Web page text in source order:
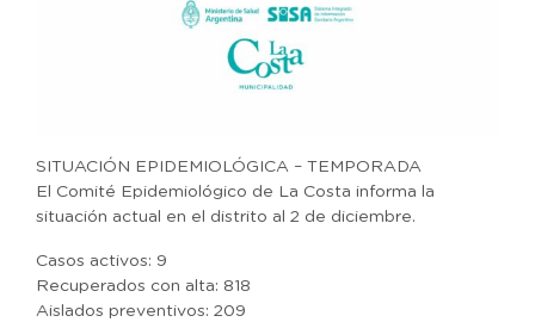
SITUACIÓN EPIDEMIOLÓGICA – TEMPORADA
El Comité Epidemiológico de La Costa informa la
situación actual en el distrito al 2 de diciembre.
Casos activos: 9
Recuperados con alta: 818
Aislados preventivos: 209